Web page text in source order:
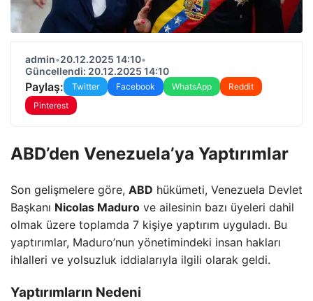
admin•20.12.2025 14:10•
Güncellendi: 20.12.2025 14:10
Paylaş: Twitter Facebook WhatsApp
Reddit
Pinterest
ABD’den Venezuela’ya Yaptırımlar
Son gelişmelere göre, ABD hükümeti, Venezuela Devlet
Başkanı Nicolas Maduro ve ailesinin bazı üyeleri dahil
olmak üzere toplamda 7 kişiye yaptırım uyguladı. Bu
yaptırımlar, Maduro’nun yönetimindeki insan hakları
ihlalleri ve yolsuzluk iddialarıyla ilgili olarak geldi.
Yaptırımların Nedeni